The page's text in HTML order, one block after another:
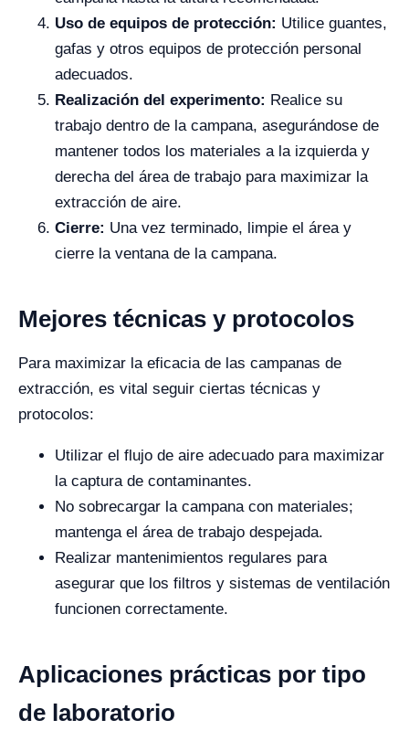
Uso de equipos de protección: Utilice guantes,
gafas y otros equipos de protección personal
adecuados.
Realización del experimento: Realice su
trabajo dentro de la campana, asegurándose de
mantener todos los materiales a la izquierda y
derecha del área de trabajo para maximizar la
extracción de aire.
Cierre: Una vez terminado, limpie el área y
cierre la ventana de la campana.
Mejores técnicas y protocolos
Para maximizar la eficacia de las campanas de
extracción, es vital seguir ciertas técnicas y
protocolos:
Utilizar el flujo de aire adecuado para maximizar
la captura de contaminantes.
No sobrecargar la campana con materiales;
mantenga el área de trabajo despejada.
Realizar mantenimientos regulares para
asegurar que los filtros y sistemas de ventilación
funcionen correctamente.
Aplicaciones prácticas por tipo
de laboratorio